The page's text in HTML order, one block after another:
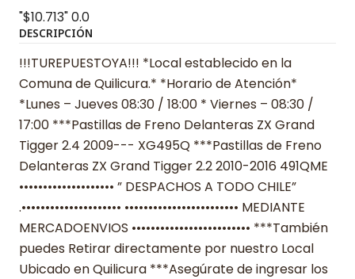
"$10.713"0.0
DESCRIPCIÓN
!!!TUREPUESTOYA!!! *Local establecido en la
Comuna de Quilicura.* *Horario de Atención*
*Lunes – Jueves 08:30 / 18:00 * Viernes – 08:30 /
17:00 ***Pastillas de Freno Delanteras ZX Grand
Tigger 2.4 2009--- XG495Q ***Pastillas de Freno
Delanteras ZX Grand Tigger 2.2 2010-2016 491QME
•••••••••••••••••••• ” DESPACHOS A TODO CHILE”
.••••••••••••••••••••• •••••••••••••••••••••••• MEDIANTE
MERCADOENVIOS ••••••••••••••••••••••••• ***También
puedes Retirar directamente por nuestro Local
Ubicado en Quilicura ***Asegúrate de ingresar los